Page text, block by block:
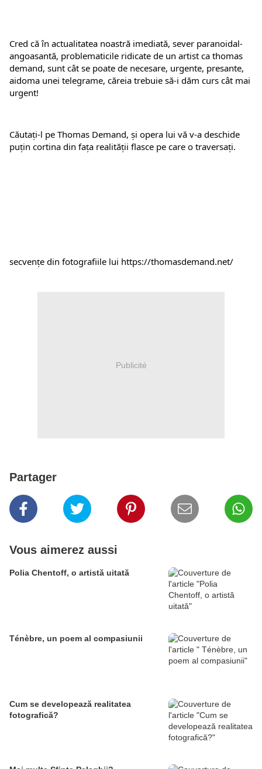
Cred că în actualitatea noastră imediată, sever paranoidal-
angoasantă, problematicile ridicate de un artist ca thomas
demand, sunt cât se poate de necesare, urgente, presante,
aidoma unei telegrame, căreia trebuie să-i dăm curs cât mai
urgent!
Căutați-l pe Thomas Demand, și opera lui vă v-a deschide
puțin cortina din fața realității flasce pe care o traversați.
secvențe din fotografiile lui https://thomasdemand.net/
Publicité
Partager
Vous aimerez aussi
Polia Chentoff, o artistă uitată
Ténèbre, un poem al compasiunii
Cum se developează realitatea
fotografică?